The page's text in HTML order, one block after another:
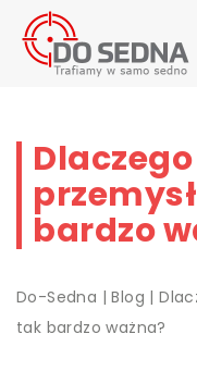
bardzo
Do-Sedna |Blog |
tak bardzo ważna?